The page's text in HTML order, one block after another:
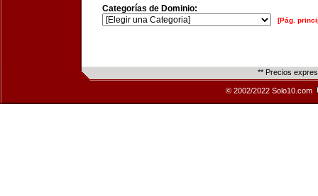
Categorías de Dominio:
[Pág.
** Precios
© 2002/2022 Solo10.com